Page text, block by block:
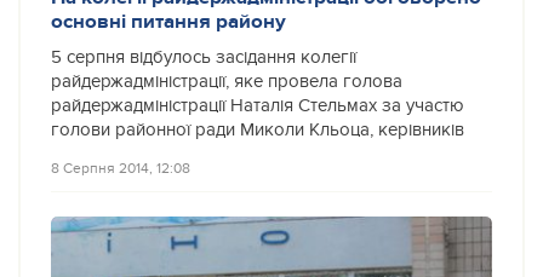
основні питання району
5 серпня відбулось засідання колегії
райдержадміністрації, яке провела голова
райдержадміністрації Наталія Стельмах за участю
голови районної ради Миколи Кльоца, керівників
8 Серпня 2014, 12:08